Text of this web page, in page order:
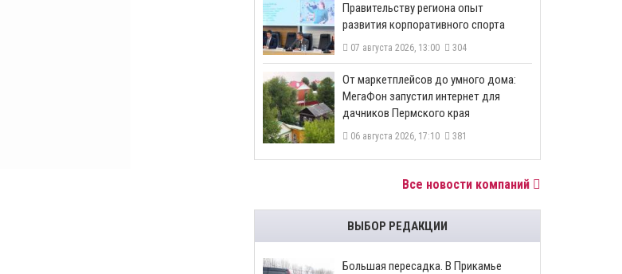
Правительству региона опыт
развития корпоративного спорта
07 августа 2026, 13:00 304
От маркетплейсов до умного дома:
МегаФон запустил интернет для
дачников Пермского края
06 августа 2026, 17:10 381
Все новости компаний
ВЫБОР РЕДАКЦИИ
Большая пересадка. В Прикамье